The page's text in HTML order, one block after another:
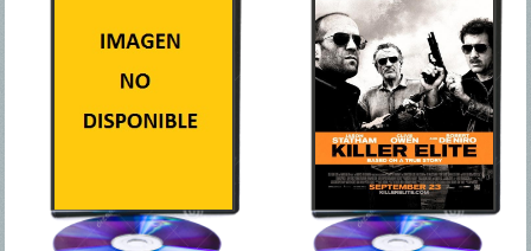
Un neoyorquino medio que
lo pierde todo con la crisis
de su desgracia a los
banqueros de Wall Street, y
los coloca como objetivo
de su venganza.
Tres antiguos miembros de
las fuerzas especiales son
contratados por un jeque
árabe para matar a tres
miembros del SAS
(Servicio Especial Aéreo
británico), culpables de la
muerte de tres de ... Más